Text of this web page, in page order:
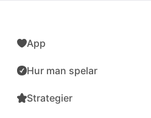
App
Hur man spelar
Strategier